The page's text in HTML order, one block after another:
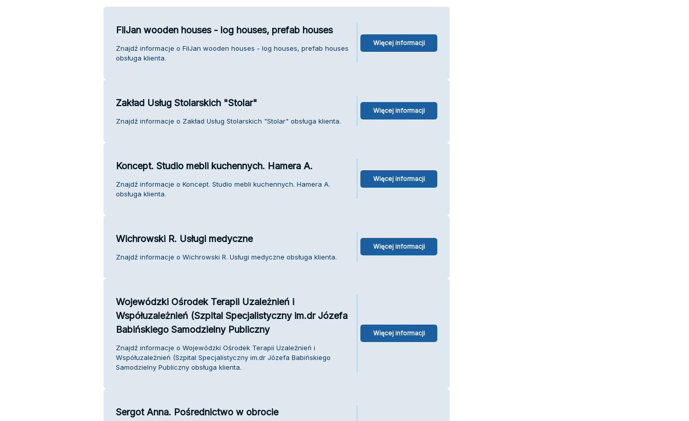
FilJan wooden houses - log houses, prefab houses
Znajdź informacje o FilJan wooden houses - log houses, prefab houses
obsługa klienta.
Więcej informacji
Zakład Usług Stolarskich "Stolar"
Znajdź informacje o Zakład Usług Stolarskich "Stolar" obsługa klienta.
Więcej informacji
Koncept. Studio mebli kuchennych. Hamera A.
Znajdź informacje o Koncept. Studio mebli kuchennych. Hamera A.
obsługa klienta.
Więcej informacji
Wichrowski R. Usługi medyczne
Znajdź informacje o Wichrowski R. Usługi medyczne obsługa klienta.
Więcej informacji
Wojewódzki Ośrodek Terapii Uzależnień i
Współuzależnień (Szpital Specjalistyczny im.dr Józefa
Babińskiego Samodzielny Publiczny
Znajdź informacje o Wojewódzki Ośrodek Terapii Uzależnień i
Współuzależnień (Szpital Specjalistyczny im.dr Józefa Babińskiego
Samodzielny Publiczny obsługa klienta.
Więcej informacji
Sergot Anna. Pośrednictwo w obrocie